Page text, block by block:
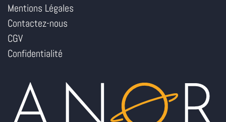
Mentions Légales
Contactez-nous
CGV
Confidentialité